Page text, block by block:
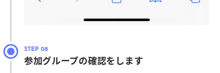
参加グループの確認をします